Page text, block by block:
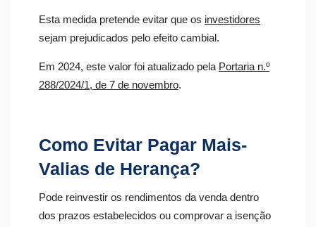
Esta medida pretende evitar que os investidores
sejam prejudicados pelo efeito cambial.
Em 2024, este valor foi atualizado pela Portaria n.º
288/2024/1, de 7 de novembro.
Como Evitar Pagar Mais-
Valias de Herança?
Pode reinvestir os rendimentos da venda dentro
dos prazos estabelecidos ou comprovar a isenção